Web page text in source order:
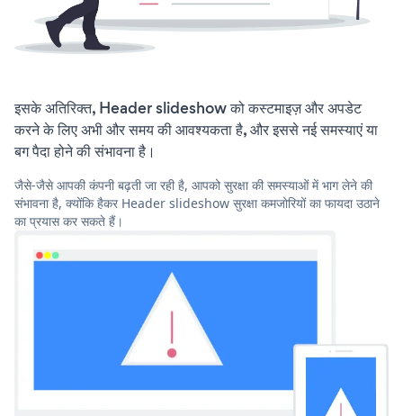
इसके अतिरिक्त, Header slideshow को कस्टमाइज़ और अपडेट
करने के लिए अभी और समय की आवश्यकता है, और इससे नई समस्याएं या
बग पैदा होने की संभावना है।
जैसे-जैसे आपकी कंपनी बढ़ती जा रही है, आपको सुरक्षा की समस्याओं में भाग लेने की
संभावना है, क्योंकि हैकर Header slideshow सुरक्षा कमजोरियों का फायदा उठाने
का प्रयास कर सकते हैं।